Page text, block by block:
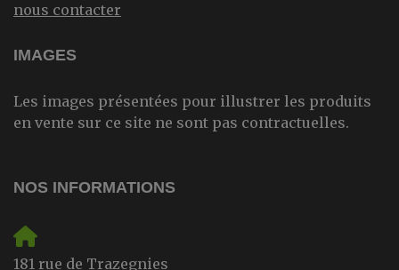
nous contacter
IMAGES
Les images présentées pour illustrer les produits
en vente sur ce site ne sont pas contractuelles.
NOS INFORMATIONS
181 rue de Trazegnies